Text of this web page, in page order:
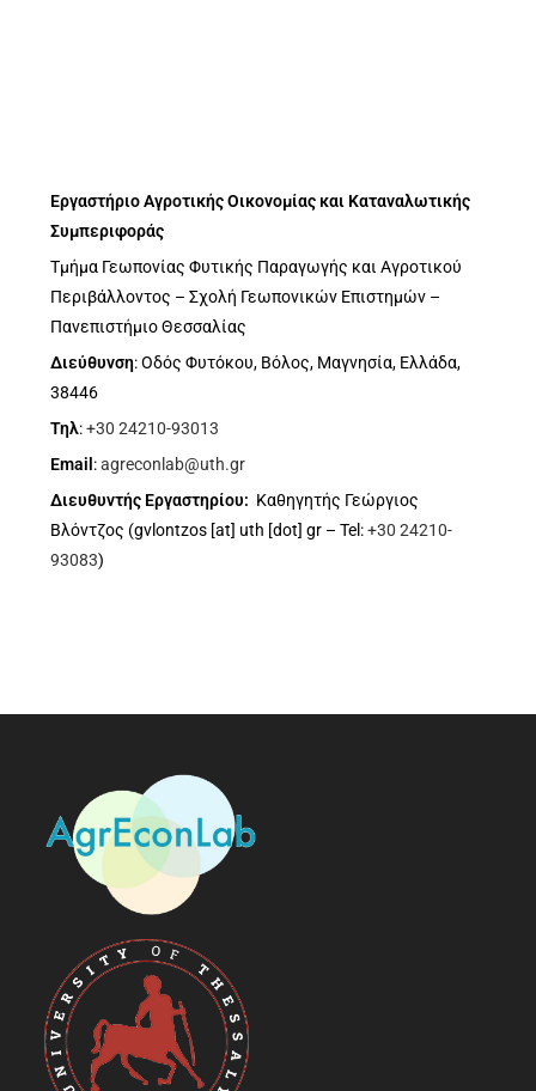
Εργαστήριο Αγροτικής Οικονομίας και Καταναλωτικής
Συμπεριφοράς
Τμήμα Γεωπονίας Φυτικής Παραγωγής και Αγροτικού
Περιβάλλοντος – Σχολή Γεωπονικών Επιστημών –
Πανεπιστήμιο Θεσσαλίας
Διεύθυνση: Οδός Φυτόκου, Βόλος, Μαγνησία, Ελλάδα,
38446
Τηλ:+30 24210-93013
Email :agreconlab@uth.gr
Διευθυντής Εργαστηρίου: Καθηγητής Γεώργιος
Βλόντζος (gvlontzos [at] uth [dot] gr – Tel:+30 24210-
93083)